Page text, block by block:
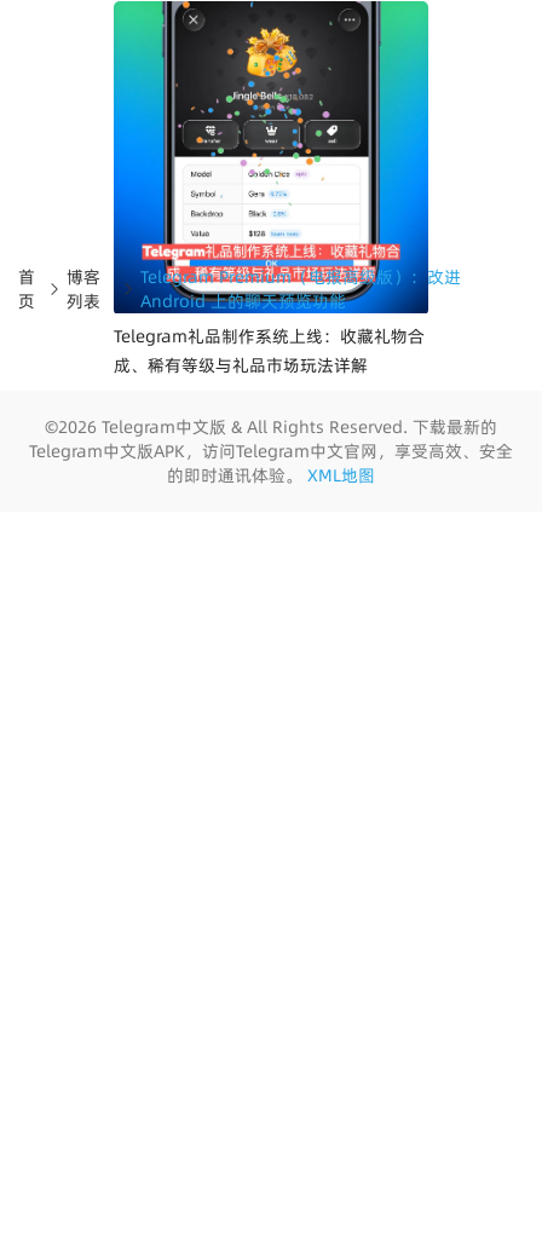
员交接与社区管理更灵活
Telegram礼品制作系统上线：收藏礼物合
成、稀有等级与礼品市场玩法详解
首
页
博客
列表
Telegram Premium（电报高级版）：改进
Android 上的聊天预览功能
©2026 Telegram中文版 & All Rights Reserved. 下载最新的
Telegram中文版APK，访问Telegram中文官网，享受高效、安全
的即时通讯体验。 XML地图